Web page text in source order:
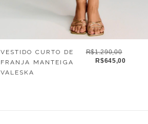
VESTIDO CURTO DE
FRANJA MANTEIGA
VALESKA
R$1.290,00
R$645,00